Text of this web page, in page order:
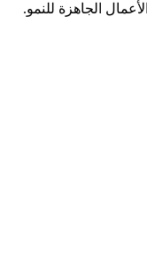
الجاهزة للنمو.